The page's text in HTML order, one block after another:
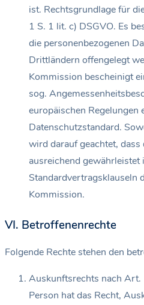
ist. Rechtsgrundlage für
1 S. 1 lit. c) DSGVO. Es
die personenbezogenen
Drittländern offengelegt
Kommission bescheinigt
sog.
europäischen Regelungen
Datenschutzstandard.
wird darauf geachtet,
ausreichend
Standardvertragsklauseln
Kommission.
VI. Betroffenenrechte
Folgende Rechte stehen den
Auskunftsrechts nach
Person hat das Recht,